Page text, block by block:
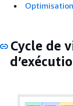
Cycle de